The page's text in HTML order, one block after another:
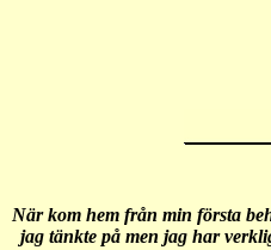
När kom hem från min första
jag tänkte på men jag har